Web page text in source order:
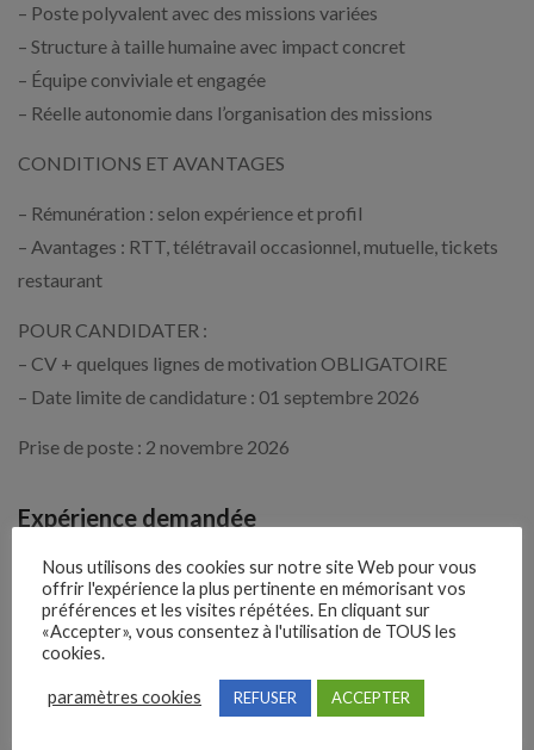
– Poste polyvalent avec des missions variées
– Structure à taille humaine avec impact concret
– Équipe conviviale et engagée
– Réelle autonomie dans l’organisation des missions
CONDITIONS ET AVANTAGES
– Rémunération : selon expérience et profil
– Avantages : RTT, télétravail occasionnel, mutuelle, tickets
restaurant
POUR CANDIDATER :
– CV + quelques lignes de motivation OBLIGATOIRE
– Date limite de candidature : 01 septembre 2026
Prise de poste : 2 novembre 2026
Expérience demandée
2 An(s)
Il y a
Clôture des candidatures : 15
Nous utilisons des cookies sur notre site Web pour vous
offrir l'expérience la plus pertinente en mémorisant vos
préférences et les visites répétées. En cliquant sur
«Accepter», vous consentez à l'utilisation de TOUS les
cookies.
paramètres cookies REFUSER ACCEPTER